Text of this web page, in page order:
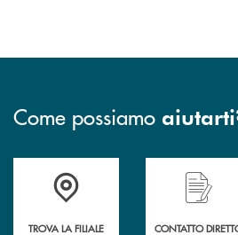
Come possiamo aiutarti
Accedi all' elenco completo delle filiali
TROVA LA FILIALE
Hai bisogno
CONTATTO